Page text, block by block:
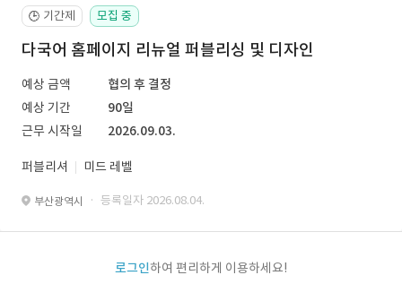
🕒 기간제 모집 중
다국어 홈페이지 리뉴얼 퍼블리싱 및 디자인
예상 금액
협의 후 결정
예상 기간
90일
근무 시작일
2026.09.03.
퍼블리셔 미드 레벨
부산광역시 · 등록일자 2026.08.04.
로그인하여 편리하게 이용하세요!